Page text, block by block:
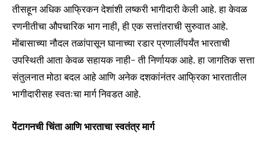
तीसहून अधिक आफ्रिकन देशांशी लष्करी भागीदारी केली आहे. हा केवळ
रणनीतीचा औपचारिक भाग नाही, ही एक सत्तांतराची सुरुवात आहे.
मोंबासाच्या नौदल तळांपासून घानाच्या रडार प्रणालींपर्यंत भारताची
उपस्थिती आता केवळ सहायक नाही- ती निर्णायक आहे. हा जागतिक सत्ता
संतुलनात मोठा बदल आहे आणि अनेक दशकांनंतर आफ्रिका भारतातील
भागीदारीसह स्वतःचा मार्ग निवडत आहे.
पेंटागनची चिंता आणि भारताचा स्वतंत्र मार्ग